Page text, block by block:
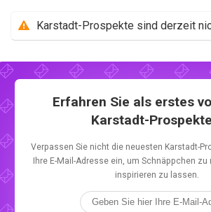
Karstadt-Prospekte sind derzeit
Erfahren Sie als erstes
Karstadt-
Verpassen Sie nicht die neuesten Karstadt-
Ihre E-Mail-Adresse ein, um Schnäppchen
inspirieren zu lassen.